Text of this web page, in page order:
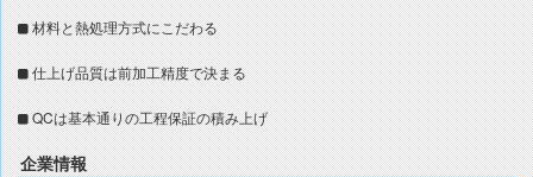
材料と熱処理方式にこだわる
仕上げ品質は前加工精度で決まる
QCは基本通りの工程保証の積み上げ
企業情報